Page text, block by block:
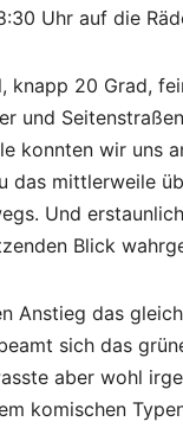
Uhr auf die
knapp 20 Grad,
und
konnten wir uns
das mittlerweile
Und
Blick
Anstieg das
sich das
aber wohl
komischen